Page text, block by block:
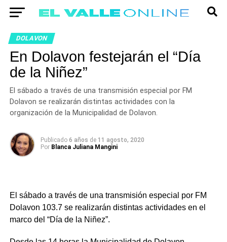
DOLAVON
En Dolavon festejarán el “Día
de la Niñez”
El sábado a través de una transmisión especial por FM
Dolavon se realizarán distintas actividades con la
organización de la Municipalidad de Dolavon.
Publicado 6 años de 11 agosto, 2020
Por Blanca Juliana Mangini
El sábado a través de una transmisión especial por FM
Dolavon 103.7 se realizarán distintas actividades en el
marco del “Día de la Niñez”.